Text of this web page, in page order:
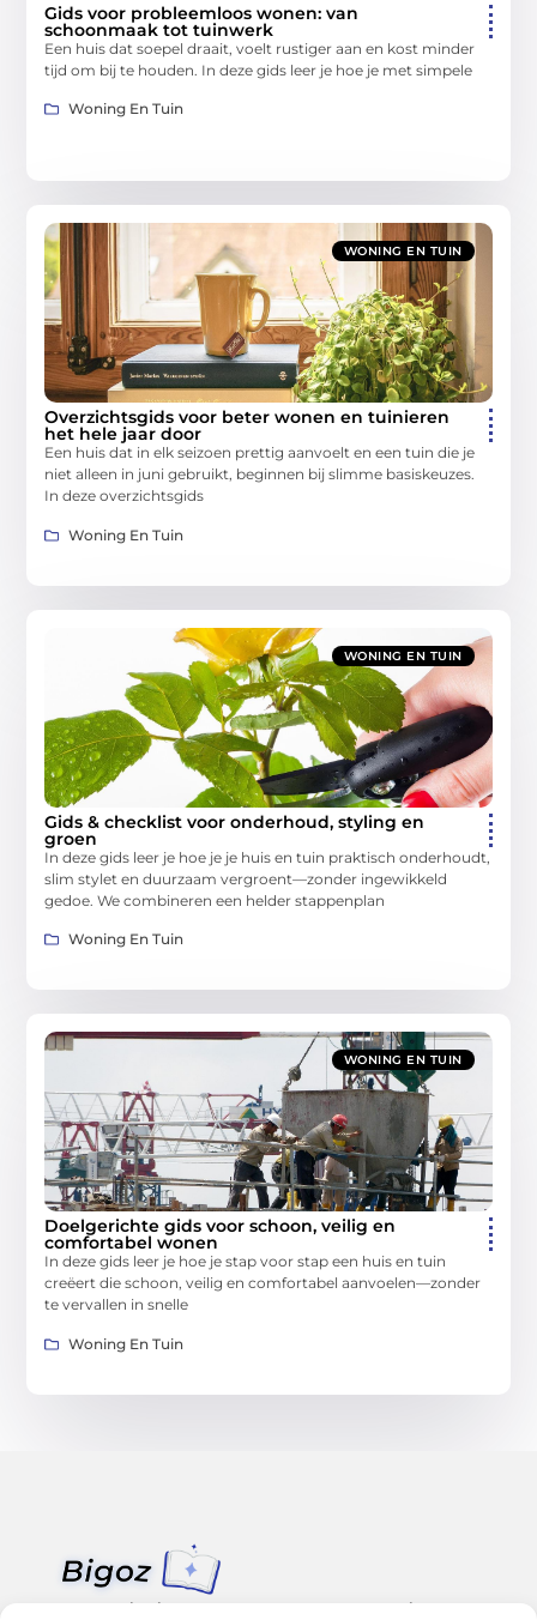
Gids voor probleemloos wonen: van
schoonmaak tot tuinwerk
Een huis dat soepel draait, voelt rustiger aan en kost minder
tijd om bij te houden. In deze gids leer je hoe je met simpele
Woning En Tuin
WONING EN TUIN
Overzichtsgids voor beter wonen en tuinieren
het hele jaar door
Een huis dat in elk seizoen prettig aanvoelt en een tuin die je
niet alleen in juni gebruikt, beginnen bij slimme basiskeuzes.
In deze overzichtsgids
Woning En Tuin
WONING EN TUIN
Gids & checklist voor onderhoud, styling en
groen
In deze gids leer je hoe je je huis en tuin praktisch onderhoudt,
slim stylet en duurzaam vergroent—zonder ingewikkeld
gedoe. We combineren een helder stappenplan
Woning En Tuin
WONING EN TUIN
Doelgerichte gids voor schoon, veilig en
comfortabel wonen
In deze gids leer je hoe je stap voor stap een huis en tuin
creëert die schoon, veilig en comfortabel aanvoelen—zonder
te vervallen in snelle
Woning En Tuin
Van klein nieuws tot grote trends – alles op Bigoz.nl.